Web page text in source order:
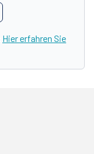
Hier erfahren Sie